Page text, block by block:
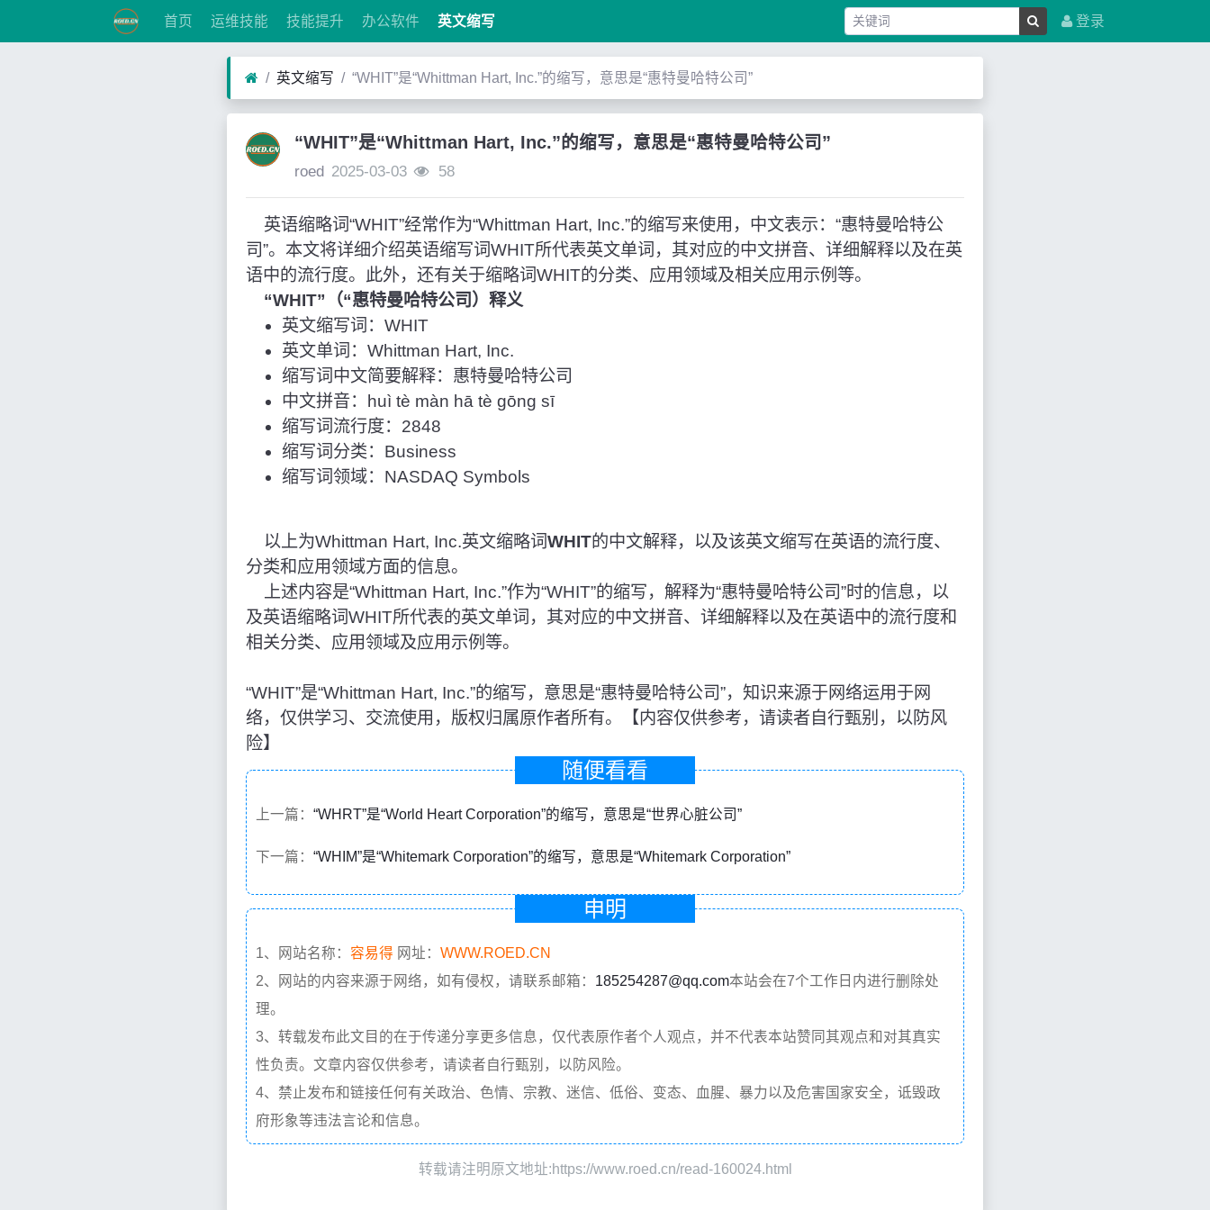
首页 运维技能 技能提升 办公软件 英文缩写 登录
英文缩写 “WHIT”是“Whittman Hart, Inc.”的缩写，意思是“惠特曼哈特公司”
“WHIT”是“Whittman Hart, Inc.”的缩写，意思是“惠特曼哈特公司”
roed 2025-03-03 58
英语缩略词“WHIT”经常作为“Whittman Hart, Inc.”的缩写来使用，中文表示：“惠特曼哈特公
司”。本文将详细介绍英语缩写词WHIT所代表英文单词，其对应的中文拼音、详细解释以及在英
语中的流行度。此外，还有关于缩略词WHIT的分类、应用领域及相关应用示例等。
“WHIT”（“惠特曼哈特公司）释义
英文缩写词：WHIT
英文单词：Whittman Hart, Inc.
缩写词中文简要解释：惠特曼哈特公司
中文拼音：huì tè màn hā tè gōng sī
缩写词流行度：2848
缩写词分类：Business
缩写词领域：NASDAQ Symbols
以上为Whittman Hart, Inc.英文缩略词WHIT的中文解释，以及该英文缩写在英语的流行度、
分类和应用领域方面的信息。
上述内容是“Whittman Hart, Inc.”作为“WHIT”的缩写，解释为“惠特曼哈特公司”时的信息，以
及英语缩略词WHIT所代表的英文单词，其对应的中文拼音、详细解释以及在英语中的流行度和
相关分类、应用领域及应用示例等。
“WHIT”是“Whittman Hart, Inc.”的缩写，意思是“惠特曼哈特公司”，知识来源于网络运用于网
络，仅供学习、交流使用，版权归属原作者所有。【内容仅供参考，请读者自行甄别，以防风
险】
随便看看
上一篇： “WHRT”是“World Heart Corporation”的缩写，意思是“世界心脏公司”
下一篇： “WHIM”是“Whitemark Corporation”的缩写，意思是“Whitemark Corporation”
申明
1、网站名称： 容易得 网址： WWW.ROED.CN
2、网站的内容来源于网络，如有侵权，请联系邮箱： 185254287@qq.com本站会在7个工作日内进行删除处
理。
3、转载发布此文目的在于传递分享更多信息，仅代表原作者个人观点，并不代表本站赞同其观点和对其真实
性负责。文章内容仅供参考，请读者自行甄别，以防风险。
4、禁止发布和链接任何有关政治、色情、宗教、迷信、低俗、变态、血腥、暴力以及危害国家安全，诋毁政
府形象等违法言论和信息。
转载请注明原文地址:https://www.roed.cn/read-160024.html